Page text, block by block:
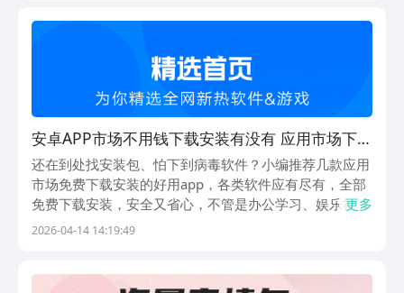
内...
安卓APP市场不用钱下载安装有没有 应用市场下载
免费安装分享
还在到处找安装包、怕下到病毒软件？小编推荐几款应用
市场免费下载安装的好用app，各类软件应有尽有，全部
免费下载安装，安全又省心，不管是办公学习、娱乐社交
还是实用工具，搜一搜就能一键安装，自动更新不费心，
更多
2026-04-14 14:19:49